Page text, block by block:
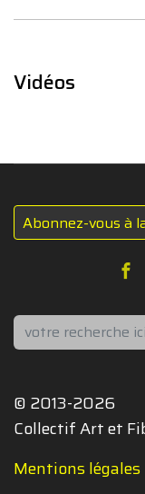
Vidéos
Abonnez-vous à
Rechercher
© 2013-2026
Collectif Art et
Mentions légales